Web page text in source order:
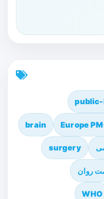
Europe
brain
surgery
روان
WHO